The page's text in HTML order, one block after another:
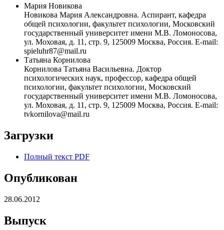
Мария Новикова
Новикова Мария Александровна. Аспирант, кафедра
общей психологии, факультет психологии, Московский
государственный университет имени М.В. Ломоносова,
ул. Моховая, д. 11, стр. 9, 125009 Москва, Россия. E-mail:
spieluhr87@mail.ru
Татьяна Корнилова
Корнилова Татьяна Васильевна. Доктор
психологических наук, профессор, кафедра общей
психологии, факультет психологии, Московский
государственный университет имени М.В. Ломоносова,
ул. Моховая, д. 11, стр. 9, 125009 Москва, Россия. E-mail:
tvkornilova@mail.ru
Загрузки
Полный текст PDF
Опубликован
28.06.2012
Выпуск